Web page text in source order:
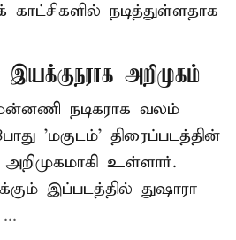
நடித்துள்ளதாக
இயக்குநராக அறிமுகம்
நடிகராக வலம்
'மகுடம்' திரைப்படத்தின்
உள்ளார்.
இப்படத்தில் துஷாரா